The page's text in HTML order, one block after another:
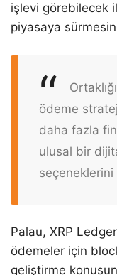
işlevi görebilecek
piyasaya
ödeme
daha fazla
ulusal bir
Palau, XRP
ödemeler için
geliştirme